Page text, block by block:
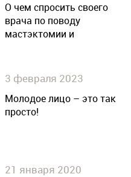
О чем спросить своего
врача по поводу
мастэктомии и
3 февраля 2023
Молодое лицо – это так
просто!
21 января 2020